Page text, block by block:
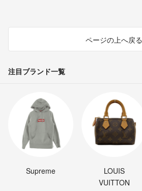
ページの上へ戻る
注目ブランド一覧
Supreme
LOUIS
VUITTON